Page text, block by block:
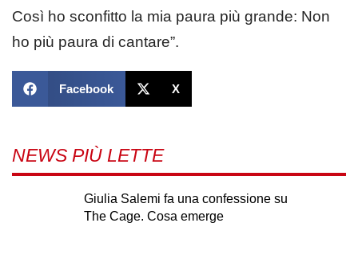
Così ho sconfitto la mia paura più grande: Non
ho più paura di cantare”.
Facebook X
NEWS PIÙ LETTE
Giulia Salemi fa una confessione su
The Cage. Cosa emerge